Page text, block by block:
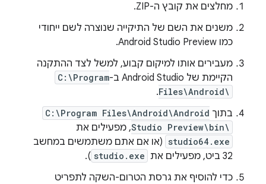
מחלצים את קובץ ה-ZIP.
משנים את השם של התיקייה שנוצרה לשם ייחודי
כמו Android Studio Preview.
מעבירים אותו למיקום קבוע, למשל לצד ההתקנה
הקיימת של Android Studio ב-
C:\Program
Files\Android\
.
בתוך C:\Program Files\Android\Android
Studio Preview\bin\, מפעילים את
studio64.exe (או אם אתם משתמשים במחשב
32 ביט, מפעילים את
studio.exe
).
כדי להוסיף את גרסת הטרום-השקה לתפריט